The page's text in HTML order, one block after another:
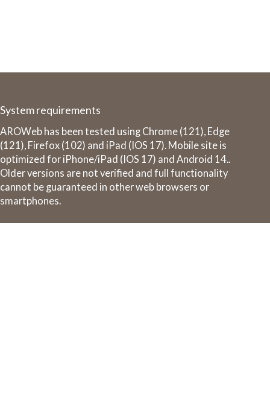
System requirements
AROWeb has been tested using Chrome (121), Edge
(121), Firefox (102) and iPad (IOS 17). Mobile site is
optimized for iPhone/iPad (IOS 17) and Android 14..
Older versions are not verified and full functionality
cannot be guaranteed in other web browsers or
smartphones.